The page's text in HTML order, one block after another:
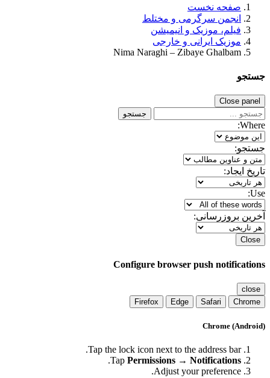
صفحه نخست
انجمن سرگرمی و مختلط
فیلم، موزیک و انیمیشن
موزیک ایرانی و خارجی
Nima Naraghi – Zibaye Ghalbam
جستجو
Close panel
جستجو
Where:
جستجو:
تاریخ ایجاد:
Use:
آخرین بروزرسانی:
Close
Configure browser push notifications
close
Chrome
Safari
Edge
Firefox
Chrome (Android)
Tap the lock icon next to the address bar.
Tap Permissions → Notifications
.
Adjust your preference.